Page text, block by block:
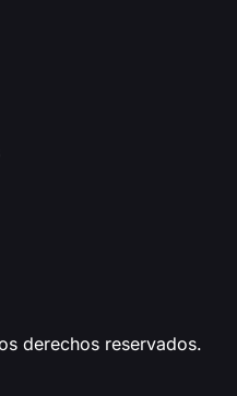
derechos reservados.